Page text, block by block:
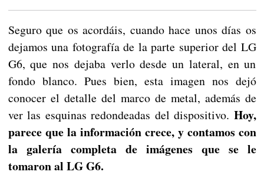
Seguro que os acordáis, cuando hace unos días os
dejamos una fotografía de la parte superior del LG
G6, que nos dejaba verlo desde un lateral, en un
fondo blanco. Pues bien, esta imagen nos dejó
conocer el detalle del marco de metal, además de
ver las esquinas redondeadas del dispositivo. Hoy,
parece que la información crece, y contamos con
la galería completa de imágenes que se le
tomaron al LG G6.